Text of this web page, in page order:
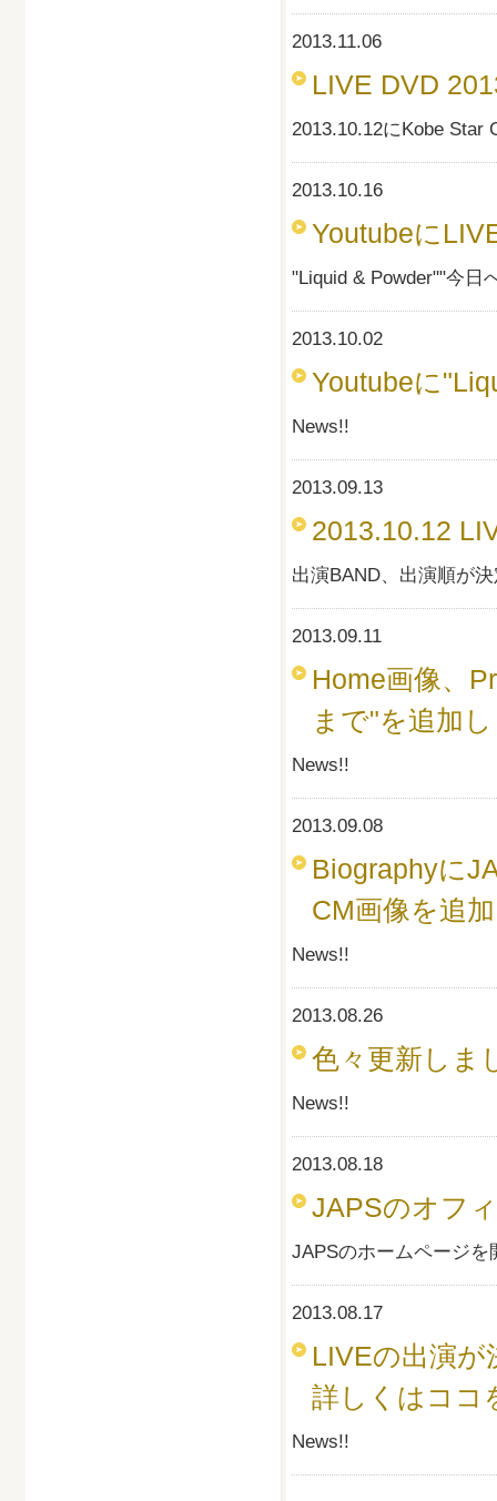
2013.11.06
LIVE DVD
2013.10.12にKobe Star
2013.10.16
Youtubeに
"Liquid & Powder""今日
2013.10.02
Youtubeに
News!!
2013.09.13
2013.10.12
出演BAND、出演順が
2013.09.11
Home画像、
まで"を追加
News!!
2013.09.08
Biographyに
CM画像を追
News!!
2013.08.26
色々更新しま
News!!
2013.08.18
JAPSのオフ
JAPSのホームページを
2013.08.17
LIVEの出演が
詳しくはココ
News!!